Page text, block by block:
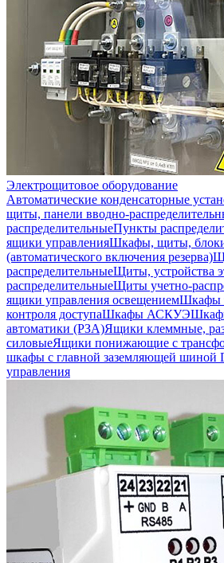
Электрощитовое оборудование
Автоматические конденсаторные
щиты, панели вводно-
распределительныеПункты
ящики управленияШкафы, щиты,
(автоматического включения резерва)
распределительныеЩиты, устройства
распределительныеЩиты учетно-
ящики управления освещениемШкафы
контроля доступаШкафы АСКУЭ
автоматики (РЗА)Ящики клеммные,
силовыеЯщики понижающие с
шкафы с главной заземляющей
управления